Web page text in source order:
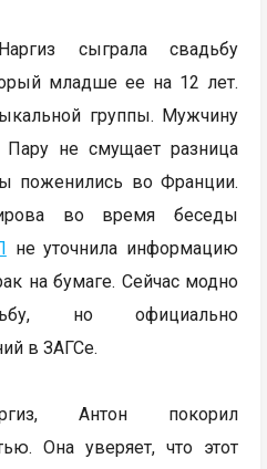
сыграла свадьбу
младше ее на 12 лет.
группы. Мужчину
Пару не смущает разница
поженились во Франции.
во время беседы
не уточнила информацию
на бумаге. Сейчас модно
но официально
в ЗАГСе.
Антон покорил
Она уверяет, что этот